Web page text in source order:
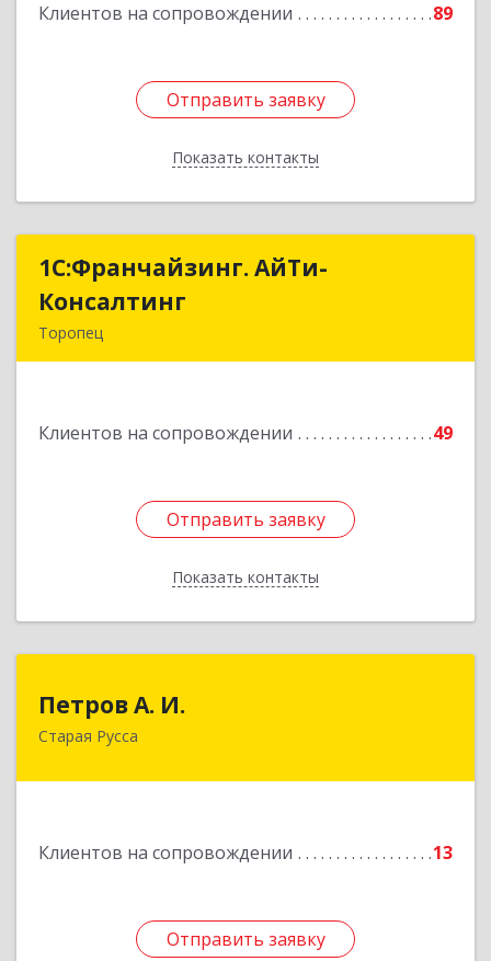
Клиентов на сопровождении 89
Отправить заявку
Показать контакты
Подробнее
Отправить заявку
Назад
1С:Франчайзинг. АйТи-
Консалтинг
Торопец
Клиентов на сопровождении 49
Отправить заявку
Показать контакты
1С:Франчайзинг. АйТи-
Подробнее
Отправить заявку
Назад
Петров А. И.
Старая Русса
Клиентов на сопровождении 13
Отправить заявку
Отправить заявку